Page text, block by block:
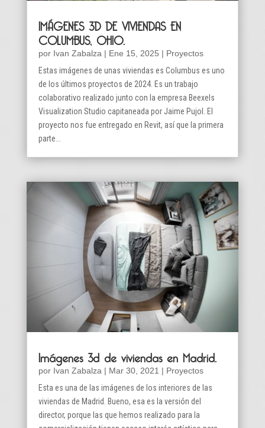
IMÁGENES 3D DE VIVIENDAS EN
COLUMBUS, OHIO.
por Ivan Zabalza| Ene 15, 2025 | Proyectos
Estas imágenes de unas viviendas es Columbus es uno
de los últimos proyectos de 2024. Es un trabajo
colaborativo realizado junto con la empresa Beexels
Visualization Studio capitaneada por Jaime Pujol. El
proyecto nos fue entregado en Revit, así que la primera
parte...
Imágenes 3d de viviendas en Madrid.
por Ivan Zabalza | Mar 30, 2021 | Proyectos
Esta es una de las imágenes de los interiores de las
viviendas de Madrid. Bueno, esa es la versión del
director, porque las que hemos realizado para la